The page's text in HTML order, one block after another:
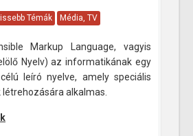
Témák Média, TV
Markup Language, vagyis
Nyelv) az informatikának egy
leíró nyelve, amely speciális
létrehozására alkalmas.